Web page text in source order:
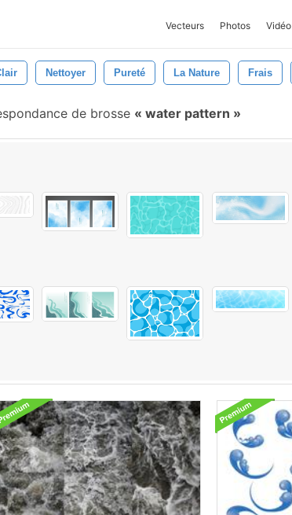
Vecteurs Photos Vidéo
Nettoyer Pureté La Nature Frais
de brosse water pattern